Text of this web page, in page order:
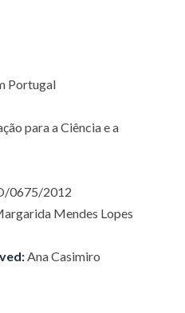
Portugal
para a Ciência e a
0675/2012
Mendes Lopes
Ana Casimiro